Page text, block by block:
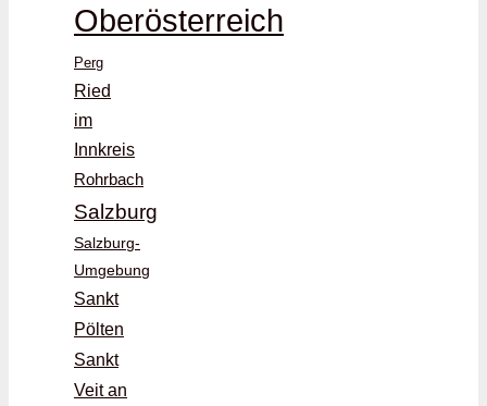
Oberösterreich
Perg
Ried
im
Innkreis
Rohrbach
Salzburg
Salzburg-
Umgebung
Sankt
Pölten
Sankt
Veit an